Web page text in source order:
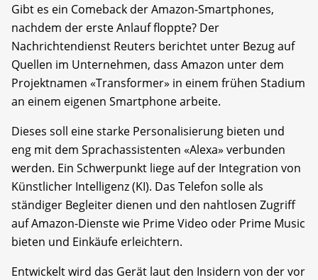
Gibt es ein Comeback der Amazon-Smartphones,
nachdem der erste Anlauf floppte? Der
Nachrichtendienst Reuters berichtet unter Bezug auf
Quellen im Unternehmen, dass Amazon unter dem
Projektnamen «Transformer» in einem frühen Stadium
an einem eigenen Smartphone arbeite.
Dieses soll eine starke Personalisierung bieten und
eng mit dem Sprachassistenten «Alexa» verbunden
werden. Ein Schwerpunkt liege auf der Integration von
Künstlicher Intelligenz (KI). Das Telefon solle als
ständiger Begleiter dienen und den nahtlosen Zugriff
auf Amazon-Dienste wie Prime Video oder Prime Music
bieten und Einkäufe erleichtern.
Entwickelt wird das Gerät laut den Insidern von der vor